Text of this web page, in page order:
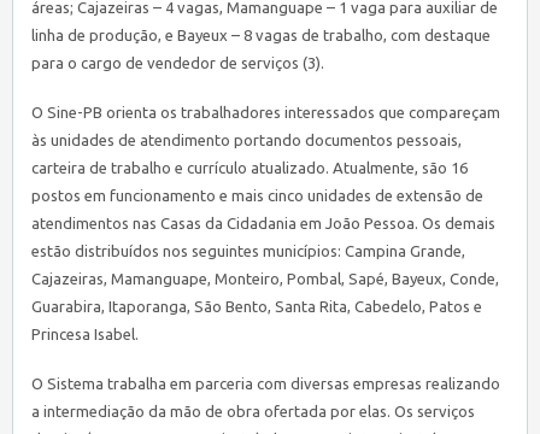
áreas; Cajazeiras – 4 vagas, Mamanguape – 1 vaga para auxiliar de
linha de produção, e Bayeux – 8 vagas de trabalho, com destaque
para o cargo de vendedor de serviços (3).
O Sine-PB orienta os trabalhadores interessados que compareçam
às unidades de atendimento portando documentos pessoais,
carteira de trabalho e currículo atualizado. Atualmente, são 16
postos em funcionamento e mais cinco unidades de extensão de
atendimentos nas Casas da Cidadania em João Pessoa. Os demais
estão distribuídos nos seguintes municípios: Campina Grande,
Cajazeiras, Mamanguape, Monteiro, Pombal, Sapé, Bayeux, Conde,
Guarabira, Itaporanga, São Bento, Santa Rita, Cabedelo, Patos e
Princesa Isabel.
O Sistema trabalha em parceria com diversas empresas realizando
a intermediação da mão de obra ofertada por elas. Os serviços